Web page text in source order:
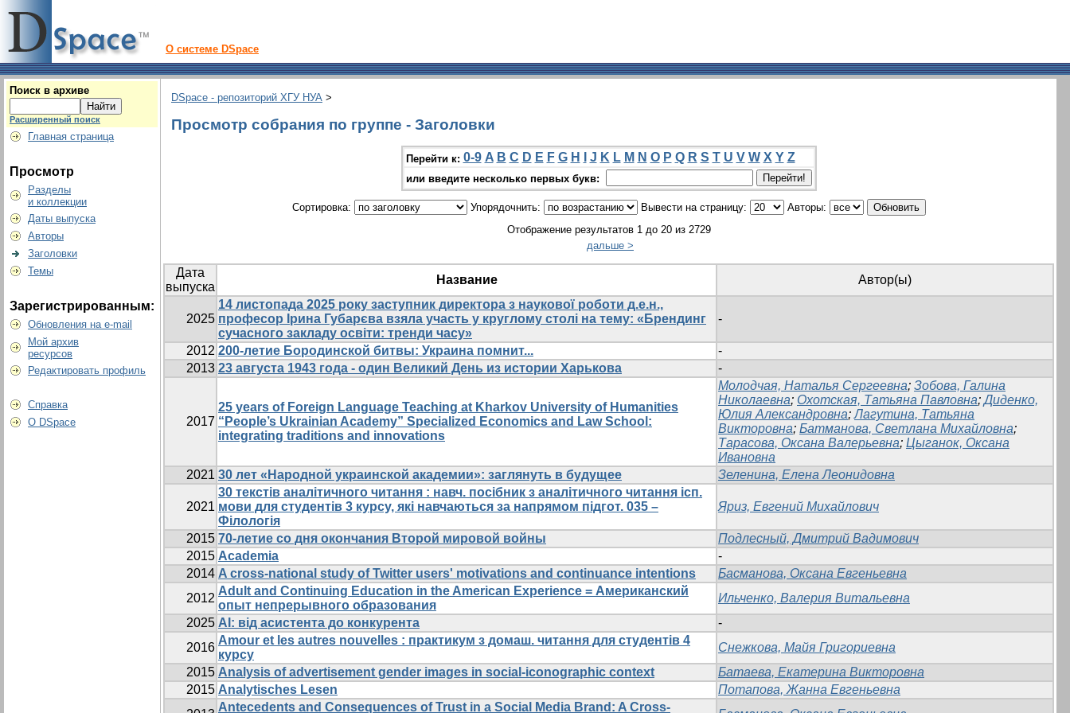
О системе DSpace
Поиск в архиве
Расширенный поиск
Главная страница
Просмотр
Разделы
и коллекции
Даты выпуска
Авторы
Заголовки
Темы
Зарегистрированным:
Обновления на e-mail
Мой архив
ресурсов
Редактировать профиль
Справка
О DSpace
DSpace - репозиторий ХГУ НУА >
Просмотр собрания по группе - Заголовки
Перейти к: 0-9 A B C D E F G H J K L M N O P Q R S T U V W X Y Z
или введите несколько первых букв:
Сортировка: Упорядочнить: Вывести на страницу:
Авторы:
Отображение результатов 1 до 20 из 2729
дальше >
Дата
выпуска
Название Автор(ы)
2025
14 листопада 2025 року заступник директора з наукової роботи д.е.н.,
професор Ірина Губарєва взяла участь у круглому столі на тему: «Брендинг
сучасного закладу освіти: тренди часу»
-
2012 200-летие Бородинской битвы: Украина помнит...
-
2013 23 августа 1943 года - один Великий День из истории Харькова -
2017
25 years of Foreign Language Teaching at Kharkov University of Humanities
“People’s Ukrainian Academy” Specialized Economics and Law School:
integrating traditions and innovations
Молодчая, Наталья Сергеевна; Зобова, Галина
Николаевна; Охотская, Татьяна Павловна;Диденко,
Юлия Александровна;Лагутина, Татьяна
Викторовна; Батманова, Светлана Михайловна;
Тарасова, Оксана Валерьевна; Цыганок, Оксана
Ивановна
2021 30 лет «Народной украинской академии»: заглянуть в будущее Зеленина, Елена Леонидовна
2021
30 текстів аналітичного читання : навч. посібник з аналітичного читання ісп.
мови для студентів 3 курсу, які навчаються за напрямом підгот. 035 –
Філологія
Яриз, Евгений Михайлович
2015 70-летие со дня окончания Второй мировой войны
Подлесный, Дмитрий Вадимович
2015 Academia
-
2014 A cross-national study of Twitter users' motivations and continuance intentions
Басманова, Оксана Евгеньевна
2012
Adult and Continuing Education in the American Experience = Американский
опыт непрерывного образования
Ильченко, Валерия Витальевна
2025 AI: від асистента до конкурента
-
2016
Amour et les autres nouvelles : практикум з домаш. читання для студентів 4
курсу
Снежкова, Майя Григориевна
2015 Analysis of advertisement gender images in social-iconographic context
Батаева, Екатерина Викторовна
2015 Analytisches Lesen
Потапова, Жанна Евгеньевна
Antecedents and Consequences of Trust in a Social Media Brand: A Cross-